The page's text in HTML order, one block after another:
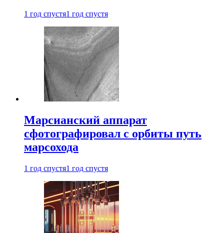
1 год спустя1 год спустя
Марсианский аппарат
сфотографировал с орбиты путь
марсохода
1 год спустя1 год спустя